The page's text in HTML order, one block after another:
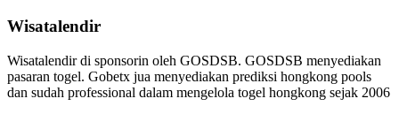
Wisatalendir
Wisatalendir di sponsorin oleh GOSDSB. GOSDSB menyediakan
pasaran togel. Gobetx jua menyediakan prediksi hongkong pools
dan sudah professional dalam mengelola togel hongkong sejak 2006